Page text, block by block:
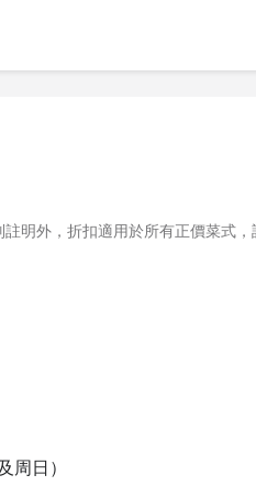
明外，折扣適用於所有正價菜式，
周日）